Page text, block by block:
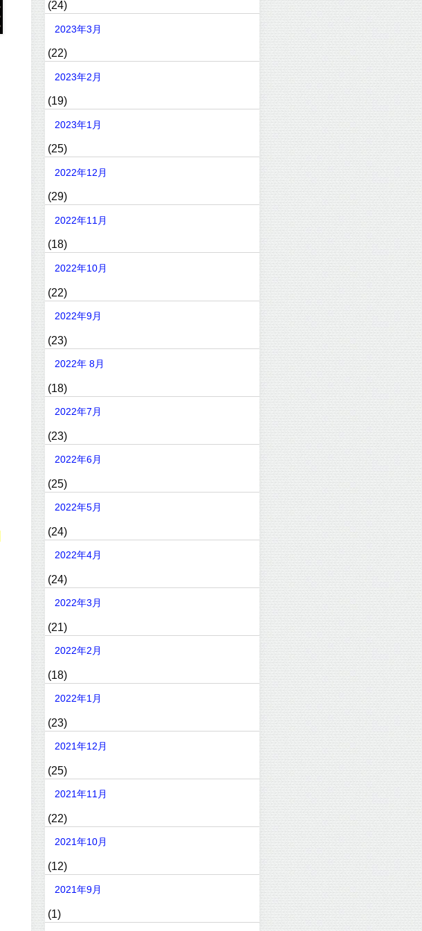
(24)
2023年3月
(22)
2023年2月
(19)
2023年1月
(25)
2022年12月
(29)
2022年11月
(18)
2022年10月
(22)
2022年9月
(23)
2022年 8月
(18)
2022年7月
(23)
2022年6月
(25)
2022年5月
(24)
2022年4月
(24)
2022年3月
(21)
2022年2月
(18)
2022年1月
(23)
2021年12月
(25)
2021年11月
(22)
2021年10月
(12)
2021年9月
(1)